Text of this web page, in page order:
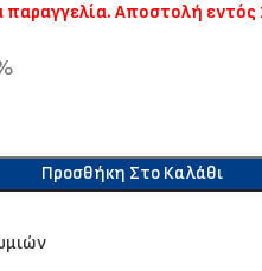
παραγγελία. Αποστολή
Προσθήκη Στο Καλάθι